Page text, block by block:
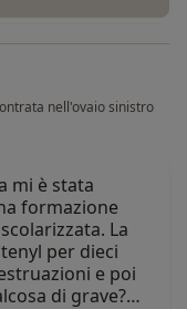
nell'ovaio sinistro
mi è stata
formazione
La
per dieci
e poi
di grave?…